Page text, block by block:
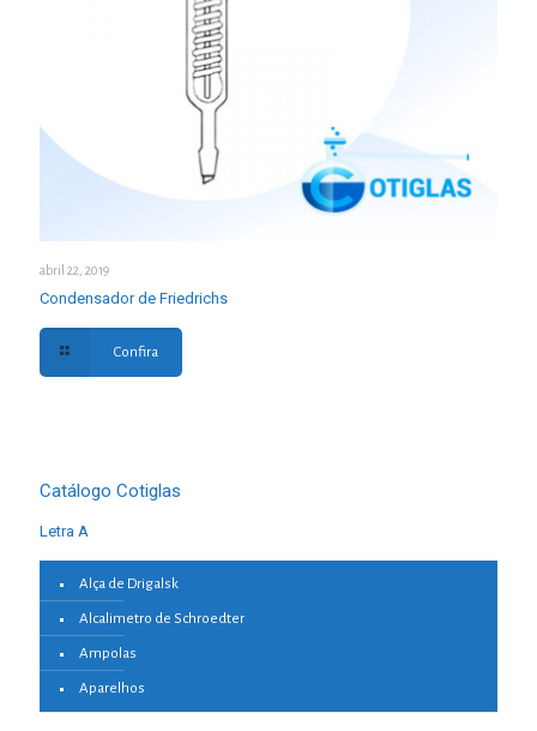
abril 22, 2019
Condensador de Friedrichs
Confira
Catálogo Cotiglas
Letra A
Alça de Drigalsk
Alcalimetro de Schroedter
Ampolas
Aparelhos